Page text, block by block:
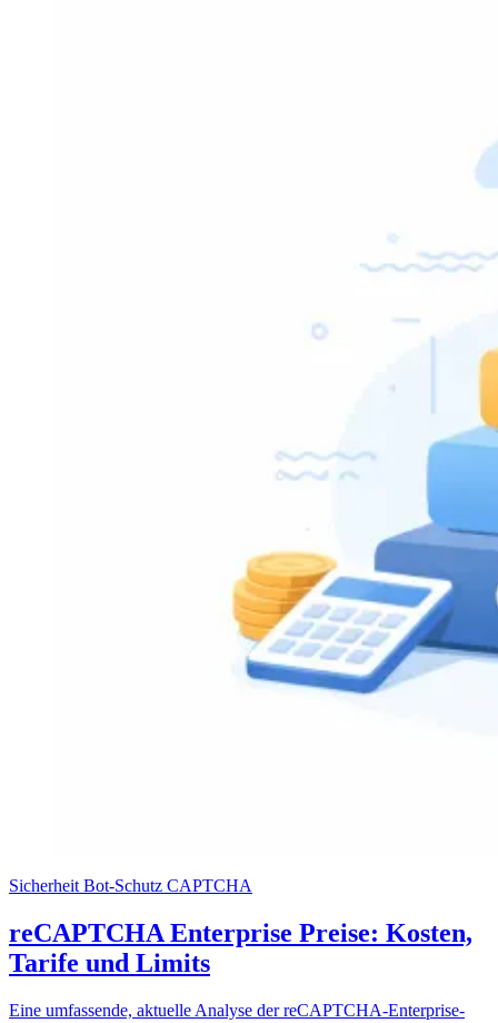
SicherheitBot-Schutz CAPTCHA
reCAPTCHA Enterprise Preise: Kosten,
Tarife und Limits
Eine umfassende, aktuelle Analyse der reCAPTCHA-Enterprise-